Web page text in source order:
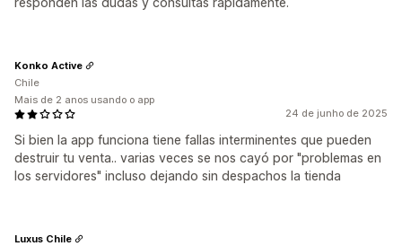
24 de junho de 2025
Si bien la app funciona tiene fallas interminentes que pueden
destruir tu venta.. varias veces se nos cayó por "problemas en
los servidores" incluso dejando sin despachos la tienda
Konko Active
Chile
Mais de 2 anos usando o app
Luxus Chile